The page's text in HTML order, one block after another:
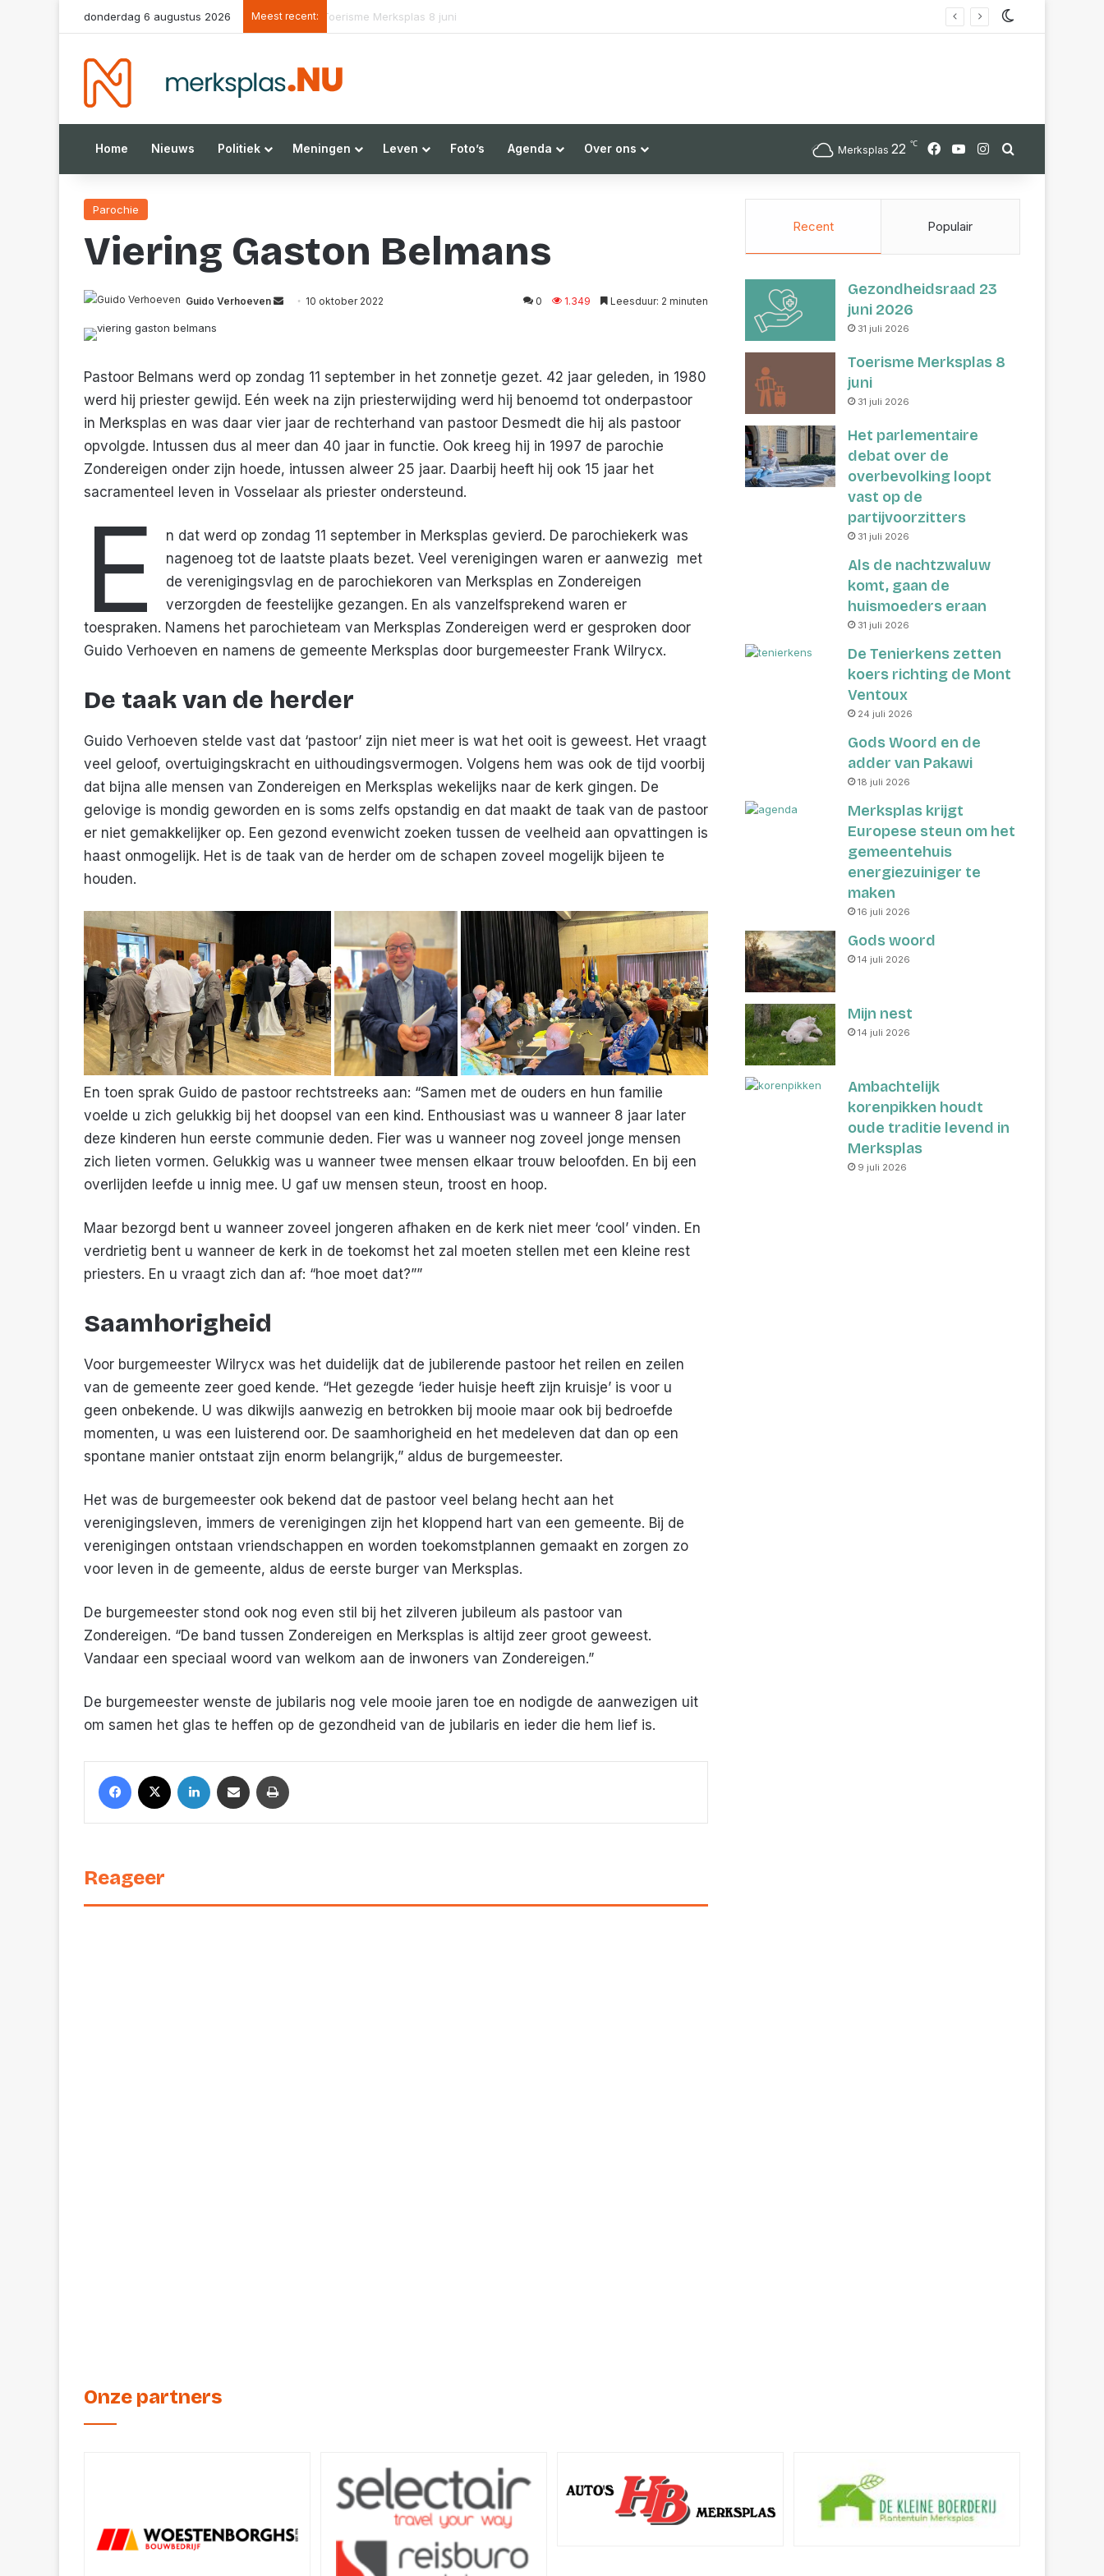
donderdag 6 augustus 2026 Meest recent: Het parlementaire debat over de overbevolking loopt vast op de partijvoorzitters
Home Nieuws Politiek Meningen Leven Foto’s Agenda Over ons Merksplas 22 ℃ Facebook
YouTubeInstagram
Parochie
Viering Gaston Belmans
Guido Verhoeven
Send10 oktober 2022 0 1.349 Leesduur: 2 minuten
Pastoor Belmans werd op zondag 11 september in het zonnetje gezet. 42 jaar geleden, in 1980
werd hij priester gewijd. Eén week na zijn priesterwijding werd hij benoemd tot onderpastoor
in Merksplas en was daar vier jaar de rechterhand van pastoor Desmedt die hij als pastoor
opvolgde. Intussen dus al meer dan 40 jaar in functie. Ook kreeg hij in 1997 de parochie
Zondereigen onder zijn hoede, intussen alweer 25 jaar. Daarbij heeft hij ook 15 jaar het
sacramenteel leven in Vosselaar als priester ondersteund.
E
n dat werd op zondag 11 september in Merksplas gevierd. De parochiekerk was
nagenoeg tot de laatste plaats bezet. Veel verenigingen waren er aanwezig met
de verenigingsvlag en de parochiekoren van Merksplas en Zondereigen
verzorgden de feestelijke gezangen. En als vanzelfsprekend waren er
toespraken. Namens het parochieteam van Merksplas Zondereigen werd er gesproken door
Guido Verhoeven en namens de gemeente Merksplas door burgemeester Frank Wilrycx.
De taak van de herder
Guido Verhoeven stelde vast dat ‘pastoor’ zijn niet meer is wat het ooit is geweest. Het vraagt
veel geloof, overtuigingskracht en uithoudingsvermogen. Volgens hem was ook de tijd voorbij
dat bijna alle mensen van Zondereigen en Merksplas wekelijks naar de kerk gingen. De
gelovige is mondig geworden en is soms zelfs opstandig en dat maakt de taak van de pastoor
er niet gemakkelijker op. Een gezond evenwicht zoeken tussen de veelheid aan opvattingen is
haast onmogelijk. Het is de taak van de herder om de schapen zoveel mogelijk bijeen te
houden.
En toen sprak Guido de pastoor rechtstreeks aan: “Samen met de ouders en hun familie
voelde u zich gelukkig bij het doopsel van een kind. Enthousiast was u wanneer 8 jaar later
deze kinderen hun eerste communie deden. Fier was u wanneer nog zoveel jonge mensen
zich lieten vormen. Gelukkig was u wanneer twee mensen elkaar trouw beloofden. En bij een
overlijden leefde u innig mee. U gaf uw mensen steun, troost en hoop.
Maar bezorgd bent u wanneer zoveel jongeren afhaken en de kerk niet meer ‘cool’ vinden. En
verdrietig bent u wanneer de kerk in de toekomst het zal moeten stellen met een kleine rest
priesters. En u vraagt zich dan af: “hoe moet dat?””
Saamhorigheid
Voor burgemeester Wilrycx was het duidelijk dat de jubilerende pastoor het reilen en zeilen
van de gemeente zeer goed kende. “Het gezegde ‘ieder huisje heeft zijn kruisje’ is voor u
geen onbekende. U was dikwijls aanwezig en betrokken bij mooie maar ook bij bedroefde
momenten, u was een luisterend oor. De saamhorigheid en het medeleven dat dan op een
spontane manier ontstaat zijn enorm belangrijk,” aldus de burgemeester.
Het was de burgemeester ook bekend dat de pastoor veel belang hecht aan het
verenigingsleven, immers de verenigingen zijn het kloppend hart van een gemeente. Bij de
verenigingen ontstaan vriendschappen en worden toekomstplannen gemaakt en zorgen zo
voor leven in de gemeente, aldus de eerste burger van Merksplas.
De burgemeester stond ook nog even stil bij het zilveren jubileum als pastoor van
Zondereigen. “De band tussen Zondereigen en Merksplas is altijd zeer groot geweest.
Vandaar een speciaal woord van welkom aan de inwoners van Zondereigen.”
De burgemeester wenste de jubilaris nog vele mooie jaren toe en nodigde de aanwezigen uit
om samen het glas te heffen op de gezondheid van de jubilaris en ieder die hem lief is.
Facebook LinkedIn Deel met een mail
Reageer
Recent Populair
Gezondheidsraad 23
juni 2026
31 juli 2026
Toerisme Merksplas 8
juni
31 juli 2026
Het parlementaire
debat over de
overbevolking loopt
vast op de
partijvoorzitters
31 juli 2026
Als de nachtzwaluw
komt, gaan de
huismoeders eraan
31 juli 2026
De Tenierkens zetten
koers richting de Mont
Ventoux
24 juli 2026
Gods Woord en de
adder van Pakawi
18 juli 2026
Merksplas krijgt
Europese steun om het
gemeentehuis
energiezuiniger te
maken
16 juli 2026
Gods woord
14 juli 2026
Mijn nest
14 juli 2026
Ambachtelijk
korenpikken houdt
oude traditie levend in
Merksplas
9 juli 2026
Onze partners